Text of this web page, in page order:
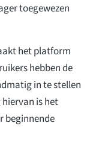
toegewezen
het platform
hebben de
in te stellen
is het
beginnende